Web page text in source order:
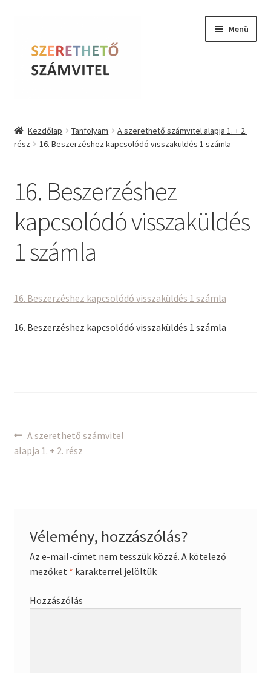
navigációhoz
tartalomba
Menü
Online kurzusok
Tudástár
Farkas Krisztina
Kezdőlap Tanfolyam
A szerethető számvitel alapja 1. + 2.
rész
16. Beszerzéshez kapcsolódó visszaküldés 1 számla
16. Beszerzéshez
kapcsolódó visszaküldés
1 számla
16. Beszerzéshez kapcsolódó visszaküldés 1 számla
16. Beszerzéshez kapcsolódó visszaküldés 1 számla
Bejegyzés
navigáció
Previous
post:
A szerethető számvitel
alapja 1. + 2. rész
Vélemény, hozzászólás?
Az e-mail-címet nem tesszük közzé. A kötelező
mezőket * karakterrel jelöltük
Hozzászólás